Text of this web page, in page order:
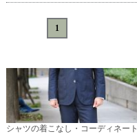
1
シャツの着こなし・コーディネート